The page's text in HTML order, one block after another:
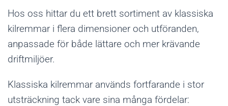
Hos oss hittar du ett brett sortiment av klassiska
kilremmar i flera dimensioner och utföranden,
anpassade för både lättare och mer krävande
driftmiljöer.
Klassiska kilremmar används fortfarande i stor
utsträckning tack vare sina många fördelar: